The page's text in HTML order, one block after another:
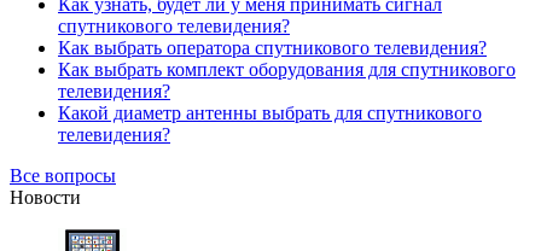
Как узнать, будет ли у меня принимать сигнал
спутникового телевидения?
Как выбрать оператора спутникового телевидения?
Как выбрать комплект оборудования для спутникового
телевидения?
Какой диаметр антенны выбрать для спутникового
телевидения?
Все вопросы
Новости